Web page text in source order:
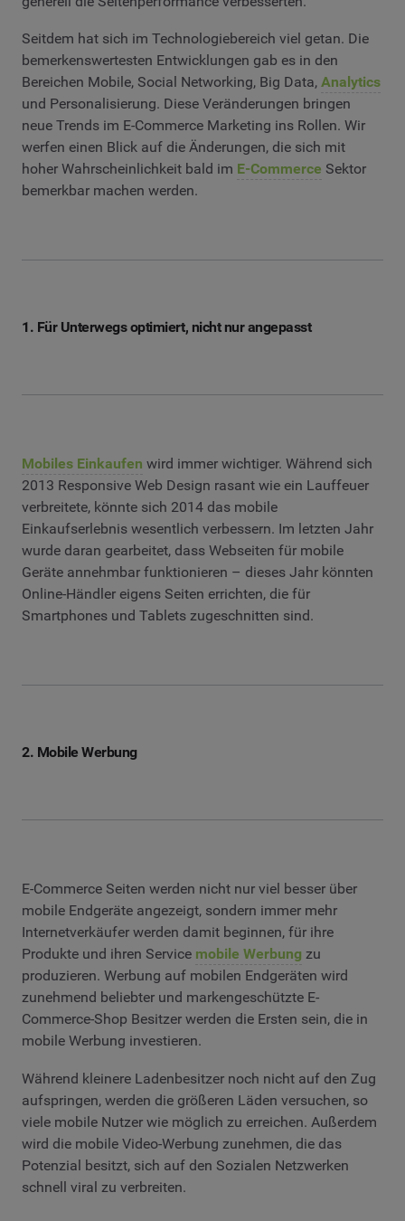
Seitdem hat sich im Technologiebereich viel getan. Die
bemerkenswertesten Entwicklungen gab es in den
Bereichen Mobile, Social Networking, Big Data, Analytics
und Personalisierung. Diese Veränderungen bringen
neue Trends im E-Commerce Marketing ins Rollen. Wir
werfen einen Blick auf die Änderungen, die sich mit
hoher Wahrscheinlichkeit bald im E-Commerce Sektor
bemerkbar machen werden.
1. Für Unterwegs optimiert, nicht nur angepasst
Mobiles Einkaufen wird immer wichtiger. Während sich
2013 Responsive Web Design rasant wie ein Lauffeuer
verbreitete, könnte sich 2014 das mobile
Einkaufserlebnis wesentlich verbessern. Im letzten Jahr
wurde daran gearbeitet, dass Webseiten für mobile
Geräte annehmbar funktionieren – dieses Jahr könnten
Online-Händler eigens Seiten errichten, die für
Smartphones und Tablets zugeschnitten sind.
2. Mobile Werbung
E-Commerce Seiten werden nicht nur viel besser über
mobile Endgeräte angezeigt, sondern immer mehr
Internetverkäufer werden damit beginnen, für ihre
Produkte und ihren Service mobile Werbung zu
produzieren. Werbung auf mobilen Endgeräten wird
zunehmend beliebter und markengeschützte E-
Commerce-Shop Besitzer werden die Ersten sein, die in
mobile Werbung investieren.
Während kleinere Ladenbesitzer noch nicht auf den Zug
aufspringen, werden die größeren Läden versuchen, so
viele mobile Nutzer wie möglich zu erreichen. Außerdem
wird die mobile Video-Werbung zunehmen, die das
Potenzial besitzt, sich auf den Sozialen Netzwerken
schnell viral zu verbreiten.